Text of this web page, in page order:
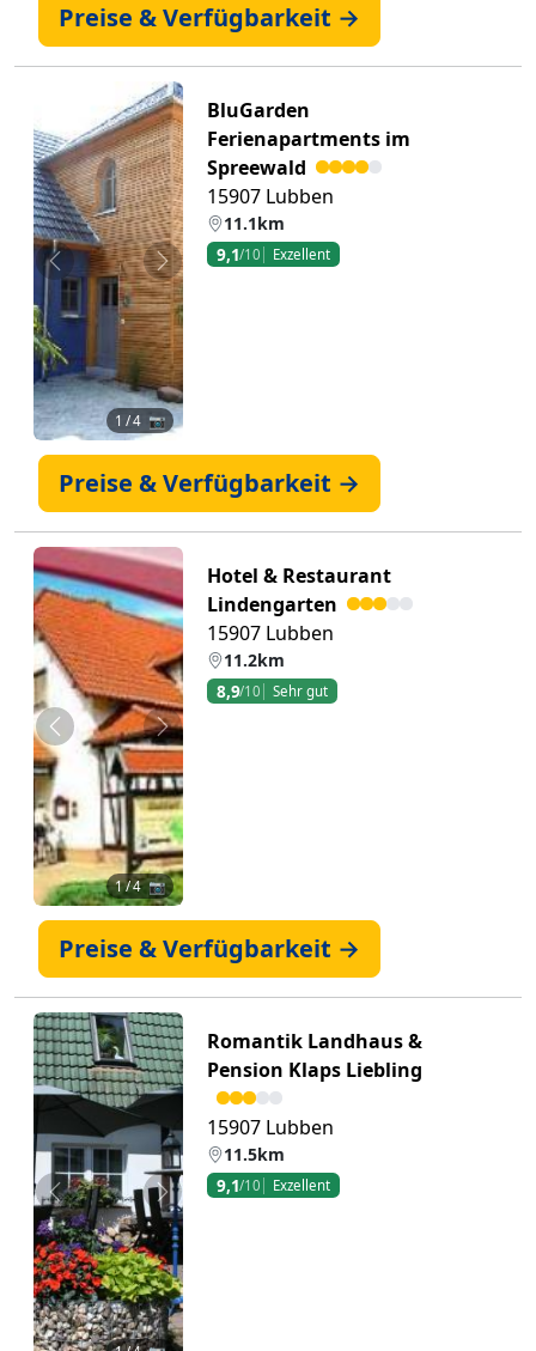
Preise & Verfügbarkeit →
Zurück Weiter
1 / 4 📷
BluGarden
Ferienapartments im
Spreewald
15907 Lubben
11.1km
9,1/10 Exzellent
Preise & Verfügbarkeit →
Zurück Weiter
1/ 4 📷
Hotel & Restaurant
Lindengarten
15907 Lubben
11.2km
8,9/10 Sehr gut
Preise & Verfügbarkeit →
Zurück Weiter
Romantik Landhaus &
Pension Klaps Liebling
15907 Lubben
11.5km
9,1/10 Exzellent